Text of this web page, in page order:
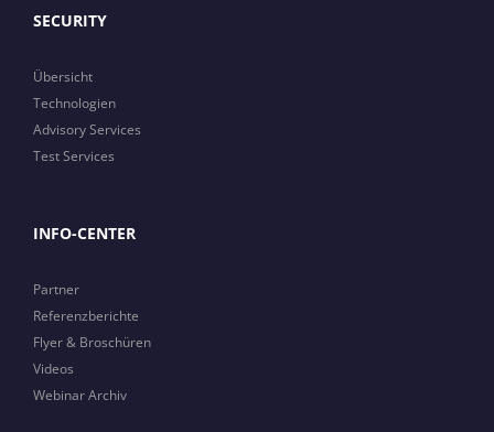
SECURITY
Übersicht
Technologien
Advisory Services
Test Services
INFO-CENTER
Partner
Referenzberichte
Flyer & Broschüren
Videos
Webinar Archiv